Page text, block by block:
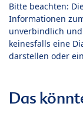
Bitte beachten:
Informationen
unverbindlich
keinesfalls eine
darstellen oder
Das